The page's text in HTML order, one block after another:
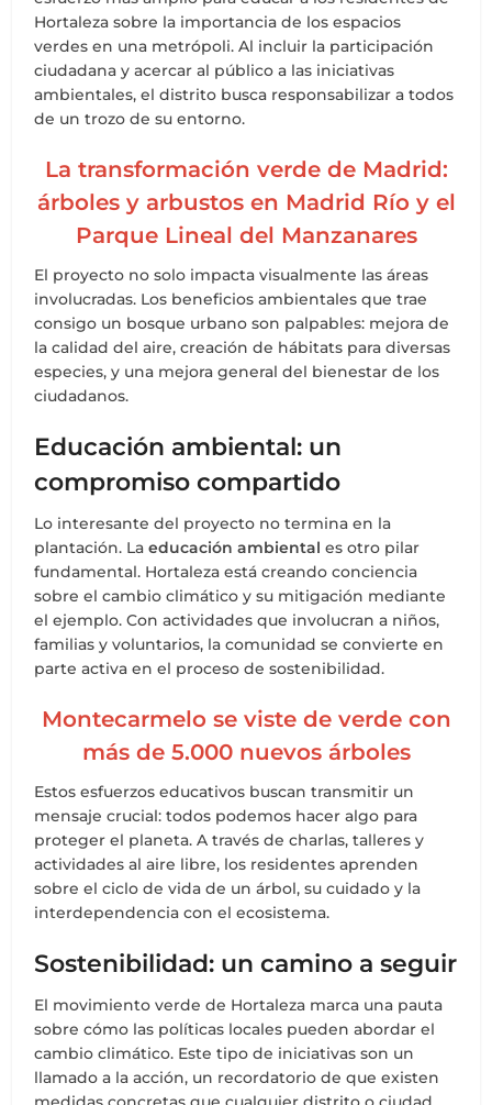
Hortaleza sobre la importancia de los espacios
verdes en una metrópoli. Al incluir la participación
ciudadana y acercar al público a las iniciativas
ambientales, el distrito busca responsabilizar a todos
de un trozo de su entorno.
La transformación verde de Madrid:
árboles y arbustos en Madrid Río y el
Parque Lineal del Manzanares
El proyecto no solo impacta visualmente las áreas
involucradas. Los beneficios ambientales que trae
consigo un bosque urbano son palpables: mejora de
la calidad del aire, creación de hábitats para diversas
especies, y una mejora general del bienestar de los
ciudadanos.
Educación ambiental: un
compromiso compartido
Lo interesante del proyecto no termina en la
plantación. Laeducación ambiental es otro pilar
fundamental. Hortaleza está creando conciencia
sobre el cambio climático y su mitigación mediante
el ejemplo. Con actividades que involucran a niños,
familias y voluntarios, la comunidad se convierte en
parte activa en el proceso de sostenibilidad.
Montecarmelo se viste de verde con
más de 5.000 nuevos árboles
Estos esfuerzos educativos buscan transmitir un
mensaje crucial: todos podemos hacer algo para
proteger el planeta. A través de charlas, talleres y
actividades al aire libre, los residentes aprenden
sobre el ciclo de vida de un árbol, su cuidado y la
interdependencia con el ecosistema.
Sostenibilidad: un camino a seguir
El movimiento verde de Hortaleza marca una pauta
sobre cómo las políticas locales pueden abordar el
cambio climático. Este tipo de iniciativas son un
llamado a la acción, un recordatorio de que existen